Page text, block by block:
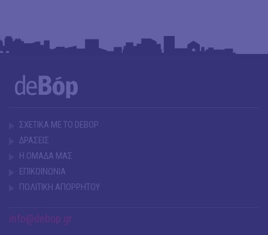
ΣΧΕΤΙΚΑ ΜΕ ΤΟ DEBOP
ΔΡΑΣΕΙΣ
Η ΟΜΑΔΑ ΜΑΣ
ΕΠΙΚΟΙΝΩΝΙΑ
ΠΟΛΙΤΙΚΗ ΑΠΟΡΡΗΤΟΥ
info@debop.gr